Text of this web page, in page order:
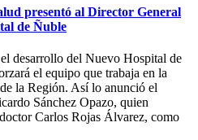
presentó al Director General
de Ñuble
desarrollo del Nuevo Hospital de
el equipo que trabaja en la
la Región. Así lo anunció el
Sánchez Opazo, quien
Carlos Rojas Álvarez, como